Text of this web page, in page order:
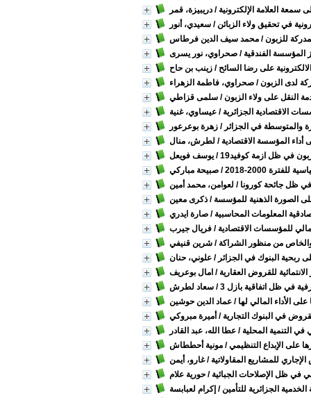
سمعة العلامة الإلكترونية / دريبيزة، قمر
في تحقيق ولاء الزبائن / سعيدي، أنور
للزبون/ محمد سيف الدين فرطاس
المؤسسة الفندقية / صحراوي، نور يسرى
على رضا السائح / زينب بن حاح
لدى الزبون/ صحراوي، فاطمة الزهراء
النقل على ولاء الزبون/ سلمى قزاطي
الاقتصادية الجزائرية / عيساوي، غنية
والمتوسطة في الجزائر / زهرة بوعرعور
المؤسسة الاقتصادية / لطرش، منال
في ظل ازمة كوفيد19
/ يوسف فويعل
2000-2018
/ صبيحة مباركي
ظل جائحة كورونا / لعوامن، محمد أمين
الصورة الذهنية للمؤسسة / ذكرى معين
المعلومات المحاسبية / صارة ايدري
للمؤسسات الاقتصادية / فريال جيرب
والخاص من منظور الشراكة / شرين قنيفي
ربحية البنوك في الجزائر / علوني، حنان
للقروض العقارية / امال بوعريف
في ظل اتفاقية بازل 3
/ سعاد لطرش
الأداء المالي لها / عماد الدين حوشين
في البنوك التجارية / أميرة مبروكي
في التنمية المحلية / عطا الله، عبد القادر
على الإبداع التنظيمي/ مونية أحططاش
للمشاريع المقاولاتية / غارو، أيمن
في ظل الإصلاحات الجبائية / حورية علام
الجزائرية للتأمين / إكرام لعبابسة